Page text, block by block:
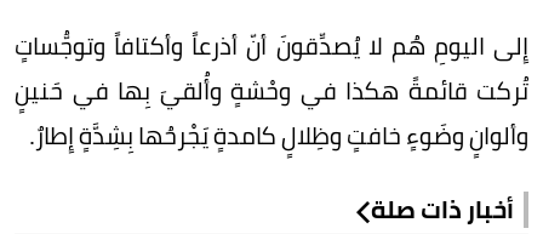
إِلى اليومِ هُم لا يُصدِّقونَ أنّ أذرعاً وأكتافاً وتوجُّساتٍ
تُركت قائمةً هكذا في وحْشةٍ وأُلقيَ بِها في حَنينٍ
وألوانٍ وضَوءٍ خافتٍ وظِلالٍ كامدةٍ يَجْرحُها بِشِدَّةٍ إِطارٌ.
أخبار ذات صلة